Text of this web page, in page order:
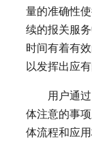
量的准确性
续的报关服
时间有着有
以发挥出应
用户通
体注意的事
体流程和应